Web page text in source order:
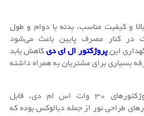
و کیفیت مناسب، بدنه با دوام و طول
ساعت در کنار مصرف پایین باعث می‌شود
اینپروژکتور ال ای دی کاهش یابد
بسیاری برای مشتریان به همراه داشته
همچنین پلاگین پروژکتورهای 30 وات اس ام دی، قابل
طراحی نور از جمله دیالوکس بوده که